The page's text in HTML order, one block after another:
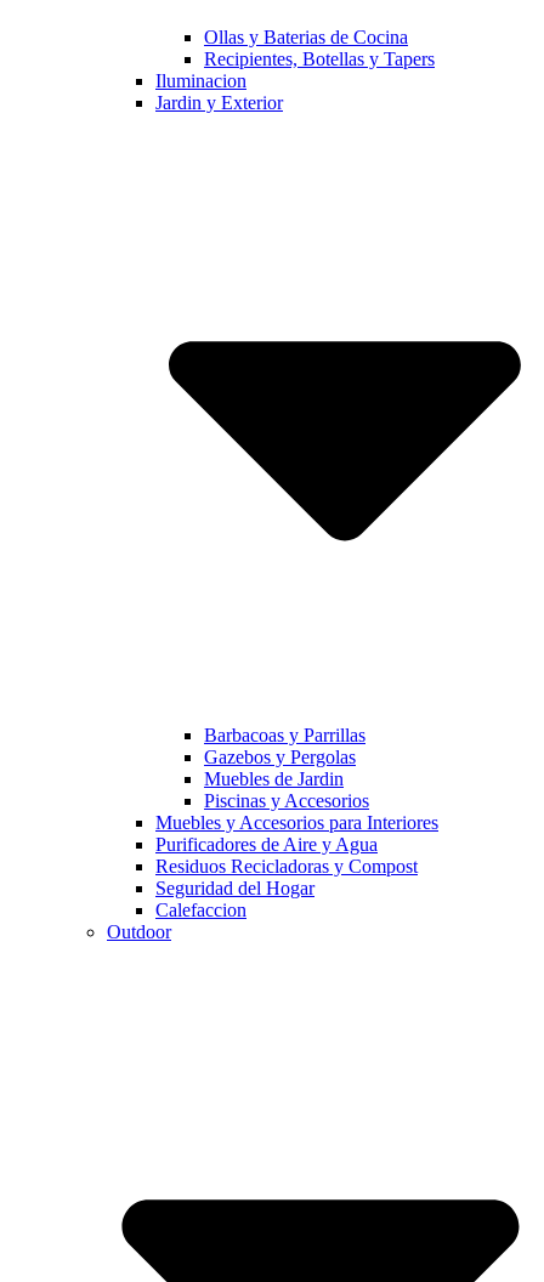
Ollas y Baterias de Cocina
Recipientes, Botellas y Tapers
Iluminacion
Jardin y Exterior
Barbacoas y Parrillas
Gazebos y Pergolas
Muebles de Jardin
Piscinas y Accesorios
Muebles y Accesorios para Interiores
Purificadores de Aire y Agua
Residuos Recicladoras y Compost
Seguridad del Hogar
Calefaccion
Outdoor